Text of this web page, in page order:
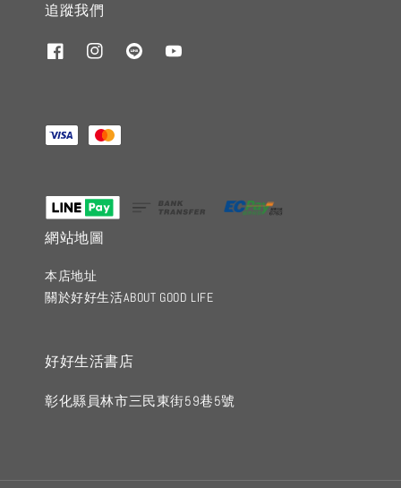
追蹤我們
網站地圖
本店地址
關於好好生活ABOUT GOOD LIFE
好好生活書店
彰化縣員林市三民東街59巷5號